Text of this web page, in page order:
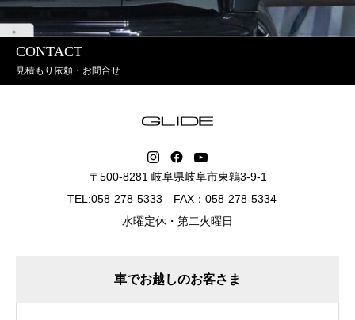
CONTACT
見積もり依頼・お問合せ
〒500-8281 岐阜県岐阜市東鶉3-9-1
TEL:058-278-5333 FAX：058-278-5334
水曜定休・第二火曜日
車でお越しのお客さま